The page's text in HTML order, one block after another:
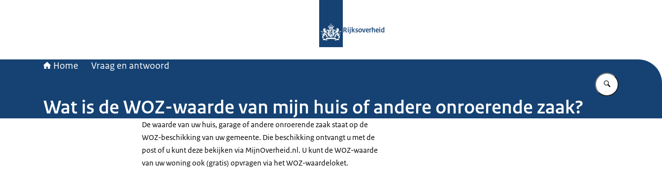
Rijksoverheid
Home Vraag en antwoord
Vul in wat u
Wat is de WOZ-waarde van mijn huis of andere onroerende zaak?
De waarde van uw huis, garage of andere onroerende zaak staat op de
WOZ-beschikking van uw gemeente. Die beschikking ontvangt u met de
post of u kunt deze bekijken via MijnOverheid.nl. U kunt de WOZ-waarde
van uw woning ook (gratis) opvragen via het WOZ-waardeloket.